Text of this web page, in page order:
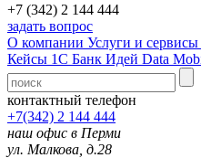
+7 (342) 2 144 444
задать вопрос
О компании Услуги и сервисы
Кейсы 1С Банк Идей Data
контактный телефон
+7(342) 2 144 444
наш офис в Перми
ул. Малкова, д.28